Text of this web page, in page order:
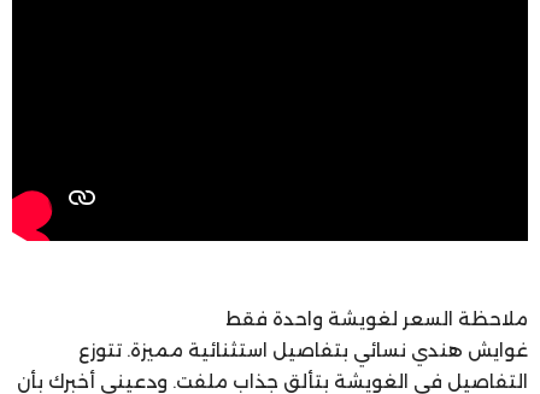
ملاحظة السعر لغويشة واحدة فقط
غوايش هندي نسائي بتفاصيل استثنائية مميزة. تتوزع
التفاصيل في الغويشة بتألق جذاب ملفت. ودعيني أخبرك بأن